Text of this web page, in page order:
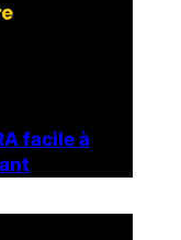
facile à